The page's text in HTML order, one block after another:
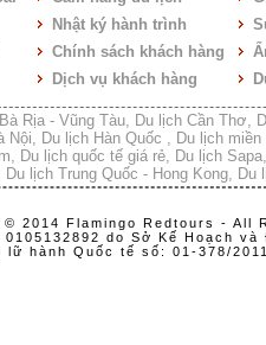
Nhật ký hành trình
Chính sách khách hàng
Dịch vụ khách hàng
Rịa - Vũng Tàu Du lịch Cần Thơ
Nội Du lịch Hàn Quốc
Du lịch miền
Du lịch quốc tế giá rẻ Du lịch Sapa
Du lịch Trung Quốc - Hong Kong Du
© 2014 Flamingo Redtours - All
0105132892 do Sở Kế Hoạch
lữ hành Quốc tế số: 01-378/